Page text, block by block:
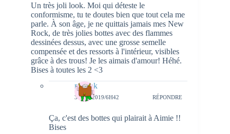
Un très joli look. Moi qui déteste le
conformisme, tu te doutes bien que tout cela me
parle. À son âge, je ne quittais jamais mes New
Rock, de très jolies bottes avec des flammes
dessinées dessus, avec une grosse semelle
compensée et des ressorts à l'intérieur, visibles
grâce à des trous! Je les aimais d'amour! Héhé.
Bises à toutes les 2 <3
natieak
3 MAI 2019/6H42 RÉPONDRE
Ça, c'est des bottes qui plairait à Aimie !!
Bises